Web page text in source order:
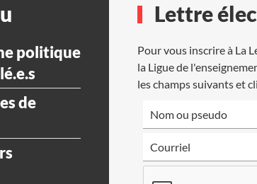
politique
de
Lettre
Pour vous inscrire à La
la Ligue de
les champs suivants et